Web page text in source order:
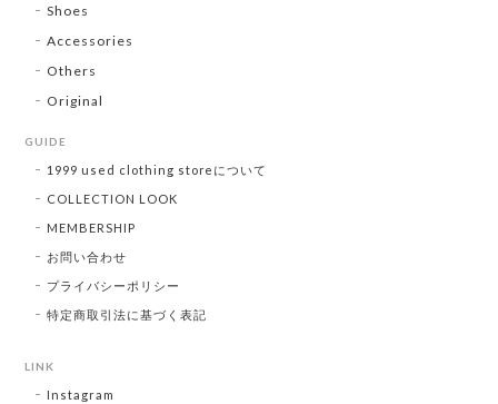
Shoes
Accessories
Others
Original
GUIDE
1999 used clothing storeについて
COLLECTION LOOK
MEMBERSHIP
お問い合わせ
プライバシーポリシー
特定商取引法に基づく表記
LINK
Instagram